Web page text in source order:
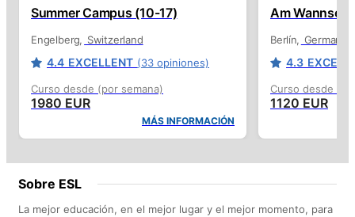
Summer Campus (10-17)
Engelberg Switzerland
4.4 EXCELLENT (33 opiniones)
Curso desde (por semana)
1980 EUR
MÁS INFORMACIÓN
Am Wannsee
Berlín Germany
4.3
Curso desde
1120 EUR
Sobre ESL
La mejor educación, en el mejor lugar y el mejor momento, para